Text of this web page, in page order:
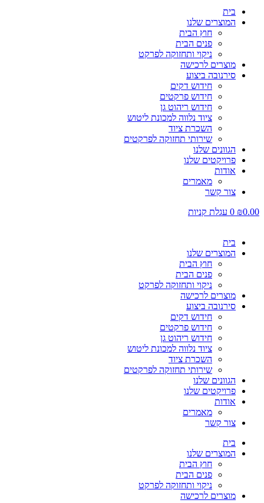
בית
המוצרים שלנו
חוץ הבית
פנים הבית
ניקוי ותחזוקה לפרקט
מוצרים לרכישה
סירנובה ביצוע
חידוש דקים
חידוש פרקטים
חידוש ריהוט גן
ציוד נלווה למכונת ליטוש
השכרת ציוד
שירותי תחזוקה לפרקטים
הגוונים שלנו
פרויקטים שלנו
אודות
מאמרים
צור קשר
₪0.00
0 עגלת קניות
בית
המוצרים שלנו
חוץ הבית
פנים הבית
ניקוי ותחזוקה לפרקט
מוצרים לרכישה
סירנובה ביצוע
חידוש דקים
חידוש פרקטים
חידוש ריהוט גן
ציוד נלווה למכונת ליטוש
השכרת ציוד
שירותי תחזוקה לפרקטים
הגוונים שלנו
פרויקטים שלנו
אודות
מאמרים
צור קשר
בית
המוצרים שלנו
חוץ הבית
פנים הבית
ניקוי ותחזוקה לפרקט
מוצרים לרכישה